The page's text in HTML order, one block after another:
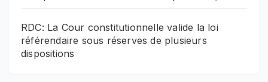
RDC: La Cour constitutionnelle valide la loi
référendaire sous réserves de plusieurs
dispositions